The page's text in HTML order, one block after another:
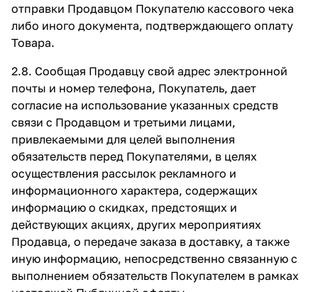
отправки Продавцом Покупателю кассового чека
либо иного документа, подтверждающего оплату
Товара.
2.8. Сообщая Продавцу свой адрес электронной
почты и номер телефона, Покупатель, дает
согласие на использование указанных средств
связи с Продавцом и третьими лицами,
привлекаемыми для целей выполнения
обязательств перед Покупателями, в целях
осуществления рассылок рекламного и
информационного характера, содержащих
информацию о скидках, предстоящих и
действующих акциях, других мероприятиях
Продавца, о передаче заказа в доставку, а также
иную информацию, непосредственно связанную с
выполнением обязательств Покупателем в рамках